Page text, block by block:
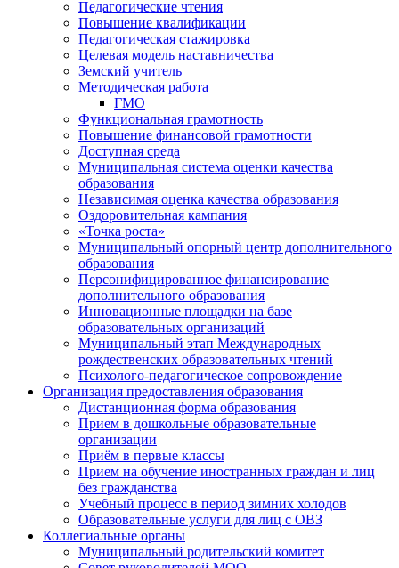
Педагогические чтения
Повышение квалификации
Педагогическая стажировка
Целевая модель наставничества
Земский учитель
Методическая работа
ГМО
Функциональная грамотность
Повышение финансовой грамотности
Доступная среда
Муниципальная система оценки качества
образования
Независимая оценка качества образования
Оздоровительная кампания
«Точка роста»
Муниципальный опорный центр дополнительного
образования
Персонифицированное финансирование
дополнительного образования
Инновационные площадки на базе
образовательных организаций
Муниципальный этап Международных
рождественских образовательных чтений
Психолого-педагогическое сопровождение
Организация предоставления образования
Дистанционная форма образования
Прием в дошкольные образовательные
организации
Приём в первые классы
Прием на обучение иностранных граждан и лиц
без гражданства
Учебный процесс в период зимних холодов
Образовательные услуги для лиц с ОВЗ
Коллегиальные органы
Муниципальный родительский комитет